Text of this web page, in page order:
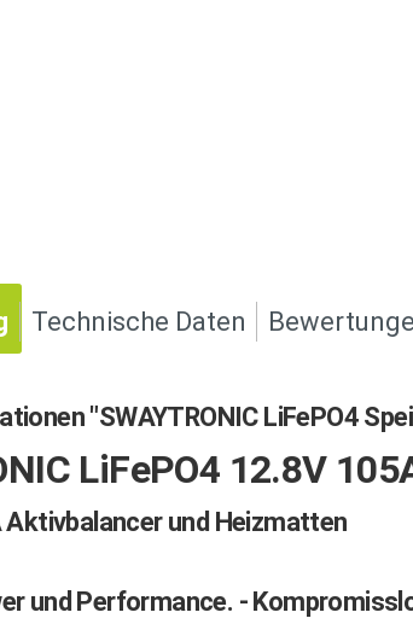
Technische Daten
"SWAYTRONIC LiFePO4
LiFePO4 12.8V
und Heizmatten
und Performance. -